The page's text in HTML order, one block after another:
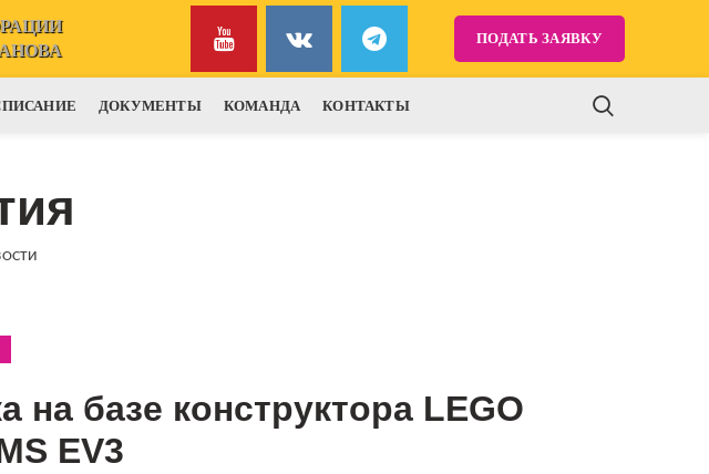
ПОДАТЬ ЗАЯВКУ
ДОКУМЕНТЫ КОМАНДА КОНТАКТЫ
на базе конструктора LEGO
EV3